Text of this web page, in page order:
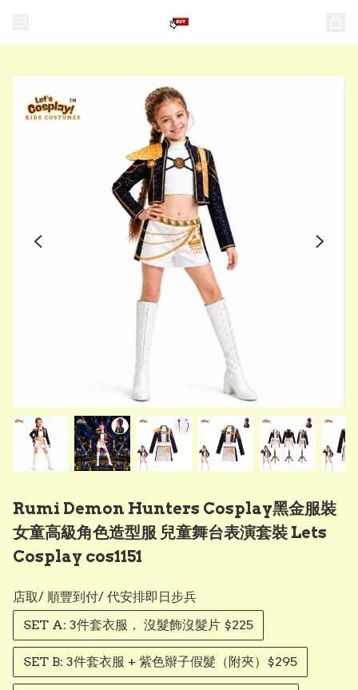
Rumi Demon Hunters Cosplay黑金服裝
女童高級角色造型服 兒童舞台表演套裝 Lets
Cosplay cos1151
店取/ 順豐到付/ 代安排即日步兵
SET A: 3件套衣服， 沒髮飾沒髮片 $225
SET B: 3件套衣服 + 紫色辮子假髮（附夾）$295